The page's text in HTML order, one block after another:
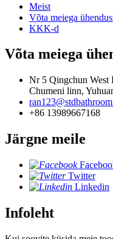
Meist
Võta meiega
KKK-d
Võta meiega
Nr 5 Qingchun West
Chumeni linn,
+86 13989667168
Järgne meile
Twitter
Linkedin
Infoleht